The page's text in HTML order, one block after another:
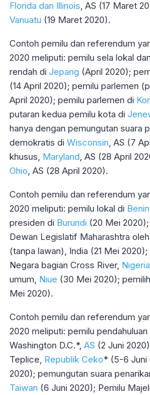
Florida dan Illinois , AS (17 Maret
Vanuatu (19 Maret 2020).
Contoh pemilu dan referendum
2020 meliputi: pemilu sela lokal
rendah di Jepang (April 2020);
(14 April 2020); pemilu parlemen
April 2020); pemilu parlemen di
putaran kedua pemilu kota di
hanya dengan pemungutan suara
demokratis di Wisconsin , AS (7
khusus, Maryland , AS (28 April
Ohio , AS (28 April 2020).
Contoh pemilu dan referendum
2020 meliputi: pemilu lokal di Benin
presiden di Burundi (20 Mei
Dewan Legislatif Maharashtra
(tanpa lawan), India (21 Mei
Negara bagian Cross River, Nigeria
umum, Niue (30 Mei 2020);
Mei 2020).
Contoh pemilu dan referendum
2020 meliputi: pemilu
Washington D.C.*, AS (2 Juni
Teplice, Republik Ceko* (5-6 Juni
2020); pemungutan suara
Taiwan (6 Juni 2020); Pemilu